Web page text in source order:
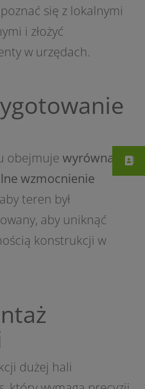
się z lokalnymi
i złożyć
w urzędach.
obejmuje wyrównanie
wzmocnienie
teren był
aby uniknąć
konstrukcji w
dużej hali